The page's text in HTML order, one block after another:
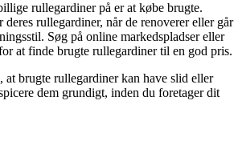
rullegardiner på er at købe brugte.
rullegardiner, når de renoverer eller går
Søg på online markedspladser eller
at finde brugte rullegardiner til en god pris.
brugte rullegardiner kan have slid eller
dem grundigt, inden du foretager dit